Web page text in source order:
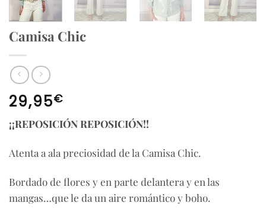
Camisa Chic
29,95€
¡¡REPOSICIÓN REPOSICIÓN!!
Atenta a ala preciosidad de la Camisa Chic.
Bordado de flores y en parte delantera y en las
mangas…que le da un aire romántico y boho.